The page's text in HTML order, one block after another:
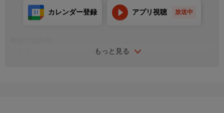
もっと見る
カレンダー登録 アプリ視聴 放送中